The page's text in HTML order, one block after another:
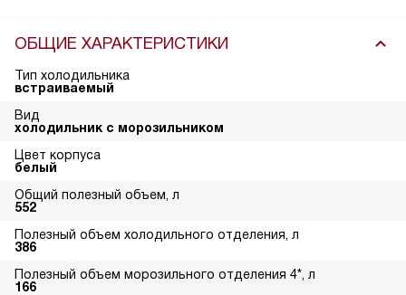
ОБЩИЕ ХАРАКТЕРИСТИКИ
Тип холодильника
встраиваемый
Вид
холодильник с морозильником
Цвет корпуса
белый
Общий полезный объем, л
552
Полезный объем холодильного отделения, л
386
Полезный объем морозильного отделения 4*, л
166